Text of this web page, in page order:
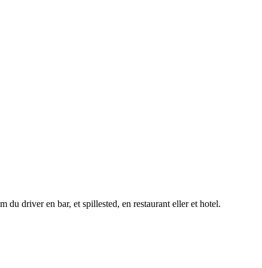
driver en bar, et spillested, en restaurant eller et hotel.